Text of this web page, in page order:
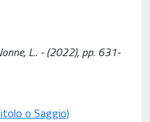
L.. - (2022), pp. 631-
o Saggio)